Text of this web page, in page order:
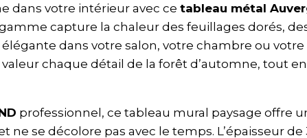
dans votre intérieur avec ce tableau métal
capture la chaleur des feuillages dorés,
dans votre salon, votre chambre ou
chaque détail de la forêt d’automne, tout
professionnel, ce tableau mural paysage offre
ne se décolore pas avec le temps. L’épaisseur